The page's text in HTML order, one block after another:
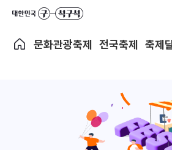
문화관광축제 전국축제 축제